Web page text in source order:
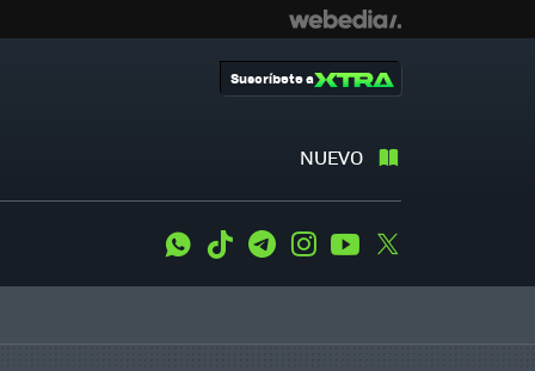
NUEVO
Suscríbete a
WhatsApp
Tiktok TelegramInstagramYoutube